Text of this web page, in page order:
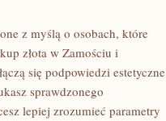
z myślą o osobach, które
złota w Zamościu i
się podpowiedzi estetyczne
sprawdzonego
lepiej zrozumieć parametry